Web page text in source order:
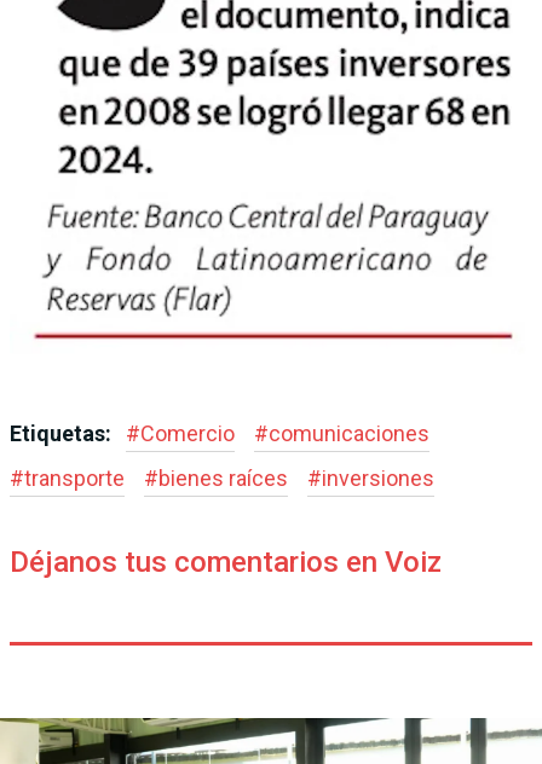
Etiquetas: #Comercio #comunicaciones
#transporte #bienes raíces #inversiones
Déjanos tus comentarios en Voiz